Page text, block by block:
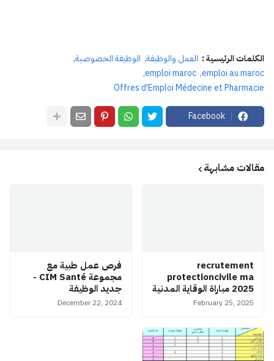
الكلمات الرئيسية : العمل والوظيفة الوظيفة الخصوصية
emploi au maroc
emploi maroc
Offres d'Emploi Médecine et Pharmacie
Facebook
مقالات مشابهة
recrutement
protectioncivile ma
2025 مباراة الوقاية المدنية
February 25, 2025
فرص عمل طبية مع
مجموعة CIM Santé -
جديد الوظيفة
December 22, 2024